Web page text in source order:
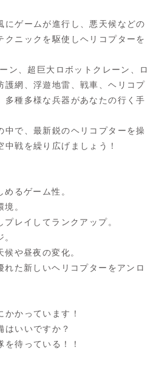
にゲームが進行し、悪天候などの
クニックを駆使しヘリコプターを
ン、超巨大ロボットクレーン、ロ
護網、浮遊地雷、戦車、ヘリコプ
多種多様な兵器があなたの行く手
中で、最新鋭のヘリコプターを操
戦を繰り広げましょう！
るゲーム性。
。
レイしてランクアップ。
や昼夜の変化。
た新しいヘリコプターをアンロ
かっています！
はいいですか？
待っている！！